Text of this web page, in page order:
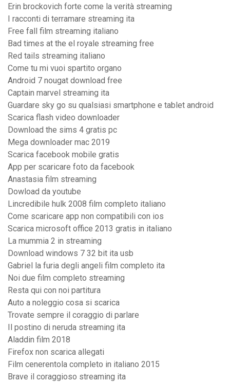
Erin brockovich forte come la verità streaming
I racconti di terramare streaming ita
Free fall film streaming italiano
Bad times at the el royale streaming free
Red tails streaming italiano
Come tu mi vuoi spartito organo
Android 7 nougat download free
Captain marvel streaming ita
Guardare sky go su qualsiasi smartphone e tablet android
Scarica flash video downloader
Download the sims 4 gratis pc
Mega downloader mac 2019
Scarica facebook mobile gratis
App per scaricare foto da facebook
Anastasia film streaming
Dowload da youtube
Lincredibile hulk 2008 film completo italiano
Come scaricare app non compatibili con ios
Scarica microsoft office 2013 gratis in italiano
La mummia 2 in streaming
Download windows 7 32 bit ita usb
Gabriel la furia degli angeli film completo ita
Noi due film completo streaming
Resta qui con noi partitura
Auto a noleggio cosa si scarica
Trovate sempre il coraggio di parlare
Il postino di neruda streaming ita
Aladdin film 2018
Firefox non scarica allegati
Film cenerentola completo in italiano 2015
Brave il coraggioso streaming ita